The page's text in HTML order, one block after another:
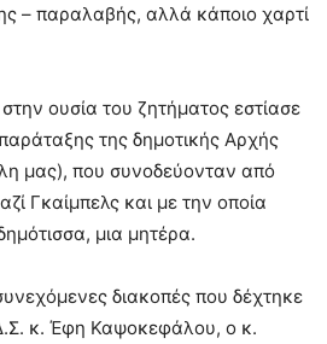
– παραλαβής, αλλά κάποιο χαρτί
ουσία του ζητήματος εστίασε
της δημοτικής Αρχής
μας), που συνοδεύονταν από
Γκαίμπελς και με την οποία
μια μητέρα.
διακοπές που δέχτηκε
κ. Έφη Καψοκεφάλου, ο κ.